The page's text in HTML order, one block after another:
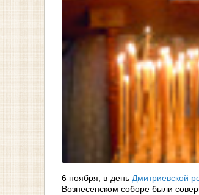
6 ноября, в день Дмитриевской
Вознесенском соборе были